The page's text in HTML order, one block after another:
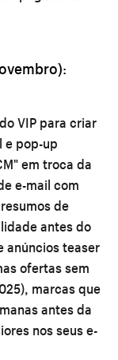
VIP para criar
e pop-up
em troca da
e-mail com
de
antes do
anúncios teaser
ofertas sem
marcas que
antes da
nos seus e-